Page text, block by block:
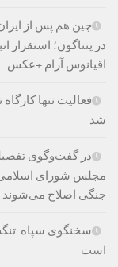
چین هم پس از
اقیانوس آرام +عکس
فعالیت تنها
شد
در گفت‌وگوی تفصیلی
جنگی اصلاح می‌شوند
سخنگوی سپاه:
است